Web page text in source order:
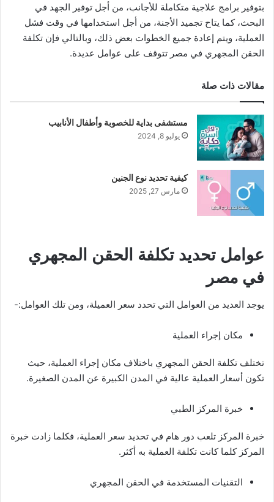
بتوفير برامج علاجية متكاملة للأجانب، من أجل توفير الجهد في
البحث، كما يتاح تجميد الأجنة، من أجل استخدامها في وقت فشل
العملية، ويتم إعادة جميع الخطوات بعض ذلك، وبالتالي فإن تكلفة
الحقن المجهري في مصر تتوقف على عوامل عديدة.
مقالات ذات صلة
مستشفى بداية للخصوبة وأطفال الأنابيب
يوليو 8, 2024
كيفية تحديد نوع الجنين
مارس 27, 2025
عوامل تحديد تكلفة الحقن المجهري
في مصر
يوجد العديد من العوامل التي تحدد سعر العميلة، ومن تلك العوامل:-
مكان إجراء العملية
تختلف تكلفة الحقن المجهري باختلاف مكان إجراء العملية، حيث
تكون أسعار العملية عالية في المدن الكبيرة عن المدن الصغيرة.
خبرة المركز الطبي
خبرة المركز تلعب دور هام في تحديد سعر العملية، فكلما زادت خبرة
المركز كلما كانت تكلفة العملية به أكثر.
التقنيات المستخدمة في الحقن المجهري